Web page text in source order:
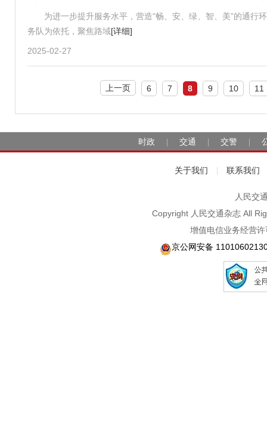
为进一步提升服务水平，营造“畅、安、绿、智、美”的通行
务队为依托，聚焦路域[详细]
2025-02-27
上一页 6 7 8 9 10 11
时政 交通 交警
关于我们 联系我们
人民交
Copyright 人民交通杂志 All
增值电信业务经营
京公网安备